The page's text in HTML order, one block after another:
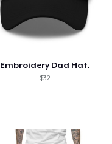
Embroidery Dad Hat.
$32